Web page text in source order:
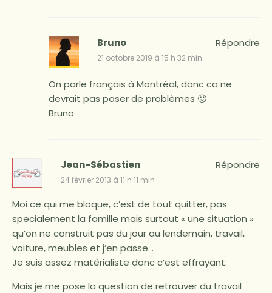
Bruno
21 octobre 2019 à 15 h 32 min
On parle français à Montréal, donc ca ne
devrait pas poser de problèmes 🙂
Bruno
Répondre
Jean-Sébastien
24 février 2013 à 11 h 11 min
Moi ce qui me bloque, c’est de tout quitter, pas
specialement la famille mais surtout « une situation »
qu’on ne construit pas du jour au lendemain, travail,
voiture, meubles et j’en passe…
Je suis assez matérialiste donc c’est effrayant.
Mais je me pose la question de retrouver du travail
Répondre